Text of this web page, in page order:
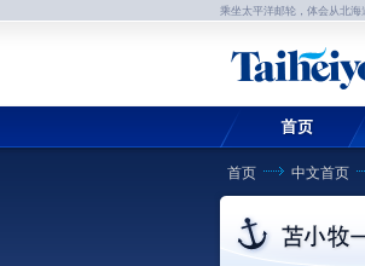
乘坐太平洋邮轮，体会从北海
首页 中文首页